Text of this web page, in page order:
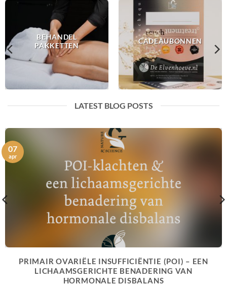
BEHANDEL
PAKKETTEN
CADEAUBONNEN
LATEST BLOG POSTS
PRIMAIR OVARIËLE INSUFFICIËNTIE (POI) – EEN
LICHAAMSGERICHTE BENADERING VAN
HORMONALE DISBALANS
07
apr